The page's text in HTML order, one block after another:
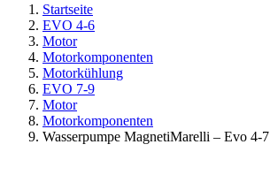
Startseite
EVO 4-6
Motor
Motorkomponenten
Motorkühlung
EVO 7-9
Motor
Motorkomponenten
Wasserpumpe MagnetiMarelli – Evo 4-7